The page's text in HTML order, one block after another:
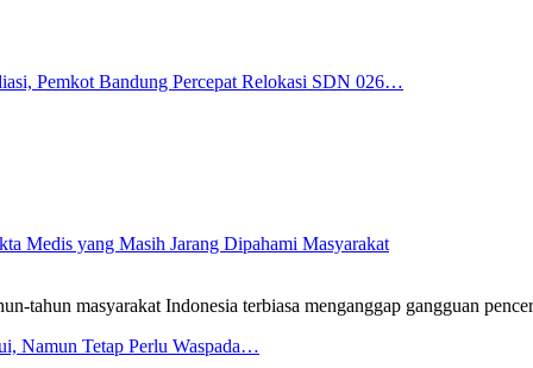
Pemkot Bandung Percepat Relokasi SDN 026…
Medis yang Masih Jarang Dipahami Masyarakat
tahun masyarakat Indonesia terbiasa menganggap gangguan
Namun Tetap Perlu Waspada…